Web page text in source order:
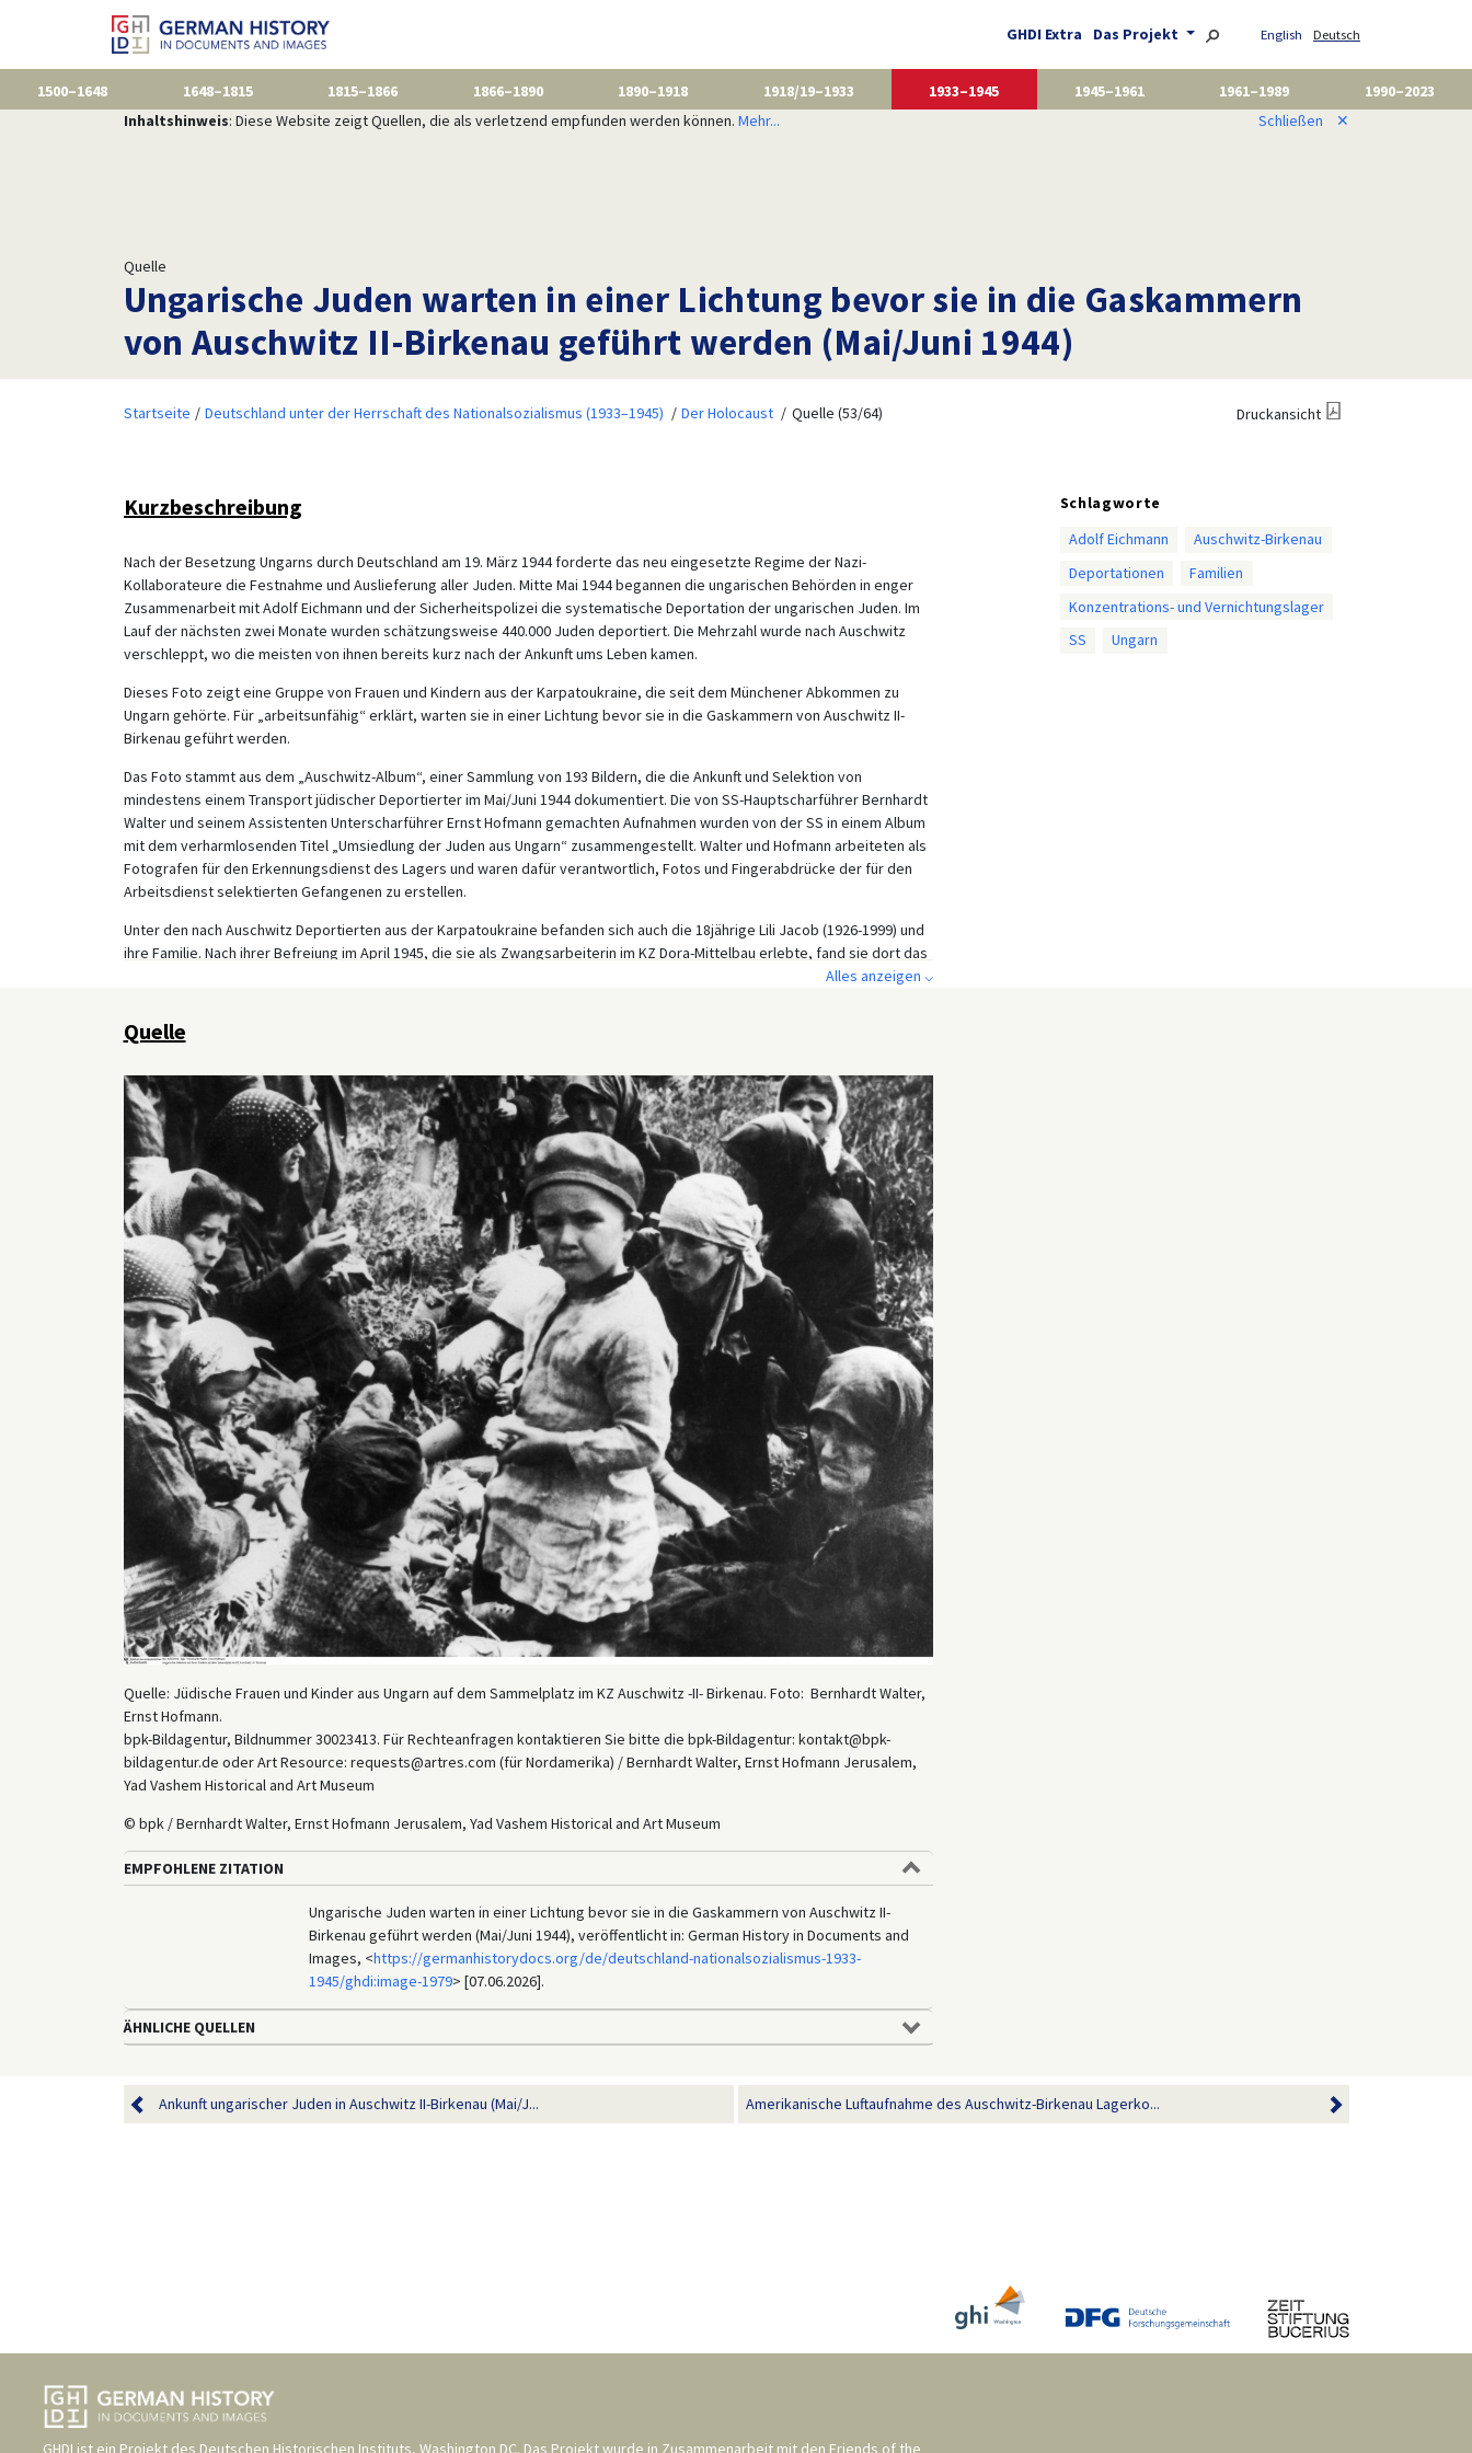
GHDI Extra Das Projekt English Deutsch
1500–1648 1648–1815 1815–1866 1866–1890 1890–1918 1918/19–1933 1933–1945 1945–1961 1961–1989
1990–2023
Inhaltshinweis: Diese Website zeigt Quellen, die als verletzend empfunden werden können. Mehr... Schließen ✕
Quelle
Ungarische Juden warten in einer Lichtung bevor sie in die Gaskammern
von Auschwitz II-Birkenau geführt werden (Mai/Juni 1944)
Startseite Deutschland unter der Herrschaft des Nationalsozialismus (1933–1945) Der Holocaust Quelle (53/64) Druckansicht
Kurzbeschreibung
Nach der Besetzung Ungarns durch Deutschland am 19. März 1944 forderte das neu eingesetzte Regime der Nazi-
Kollaborateure die Festnahme und Auslieferung aller Juden. Mitte Mai 1944 begannen die ungarischen Behörden in enger
Zusammenarbeit mit Adolf Eichmann und der Sicherheitspolizei die systematische Deportation der ungarischen Juden. Im
Lauf der nächsten zwei Monate wurden schätzungsweise 440.000 Juden deportiert. Die Mehrzahl wurde nach Auschwitz
verschleppt, wo die meisten von ihnen bereits kurz nach der Ankunft ums Leben kamen.
Dieses Foto zeigt eine Gruppe von Frauen und Kindern aus der Karpatoukraine, die seit dem Münchener Abkommen zu
Ungarn gehörte. Für „arbeitsunfähig“ erklärt, warten sie in einer Lichtung bevor sie in die Gaskammern von Auschwitz II-
Birkenau geführt werden.
Das Foto stammt aus dem „Auschwitz-Album“, einer Sammlung von 193 Bildern, die die Ankunft und Selektion von
mindestens einem Transport jüdischer Deportierter im Mai/Juni 1944 dokumentiert. Die von SS-Hauptscharführer Bernhardt
Walter und seinem Assistenten Unterscharführer Ernst Hofmann gemachten Aufnahmen wurden von der SS in einem Album
mit dem verharmlosenden Titel „Umsiedlung der Juden aus Ungarn“ zusammengestellt. Walter und Hofmann arbeiteten als
Fotografen für den Erkennungsdienst des Lagers und waren dafür verantwortlich, Fotos und Fingerabdrücke der für den
Arbeitsdienst selektierten Gefangenen zu erstellen.
Unter den nach Auschwitz Deportierten aus der Karpatoukraine befanden sich auch die 18jährige Lili Jacob (1926-1999) und
ihre Familie. Nach ihrer Befreiung im April 1945, die sie als Zwangsarbeiterin im KZ Dora-Mittelbau erlebte, fand sie dort das
Album in einer verlassenen SS-Baracke. Auf einzelnen Fotografien erkannte sie sich selbst und einzelne Mitglieder ihrer
auf legte dem Gericht das Album vor. 1980 stiftete Lili Jacob das „Auschwitz-Album“ der Gedenkstätte Yad Vashem.
Alles anzeigen ⌵
Schlagworte
Adolf Eichmann
Auschwitz-Birkenau
Deportationen
Familien
Konzentrations- und Vernichtungslager
SS
Ungarn
Quelle
Quelle: Jüdische Frauen und Kinder aus Ungarn auf dem Sammelplatz im KZ Auschwitz -II- Birkenau. Foto: Bernhardt Walter,
Ernst Hofmann.
bpk-Bildagentur, Bildnummer 30023413. Für Rechteanfragen kontaktieren Sie bitte die bpk-Bildagentur: kontakt@bpk-
bildagentur.de oder Art Resource: requests@artres.com (für Nordamerika) / Bernhardt Walter, Ernst Hofmann Jerusalem,
Yad Vashem Historical and Art Museum
© bpk / Bernhardt Walter, Ernst Hofmann Jerusalem, Yad Vashem Historical and Art Museum
EMPFOHLENE ZITATION
Ungarische Juden warten in einer Lichtung bevor sie in die Gaskammern von Auschwitz II-
Birkenau geführt werden (Mai/Juni 1944), veröffentlicht in: German History in Documents and
Images, <https://germanhistorydocs.org/de/deutschland-nationalsozialismus-1933-
1945/ghdi:image-1979> [07.06.2026].
ÄHNLICHE QUELLEN
Ankunft ungarischer Juden in Auschwitz II-Birkenau (Mai/J... Amerikanische Luftaufnahme des Auschwitz-Birkenau Lagerko...
GHDI ist ein Projekt des Deutschen Historischen Instituts, Washington DC. Das Projekt wurde in Zusammenarbeit mit den Friends of the